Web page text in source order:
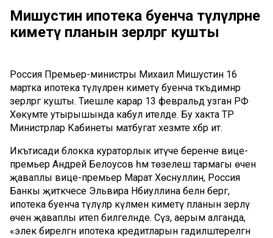
Мишустин ипотека буенча түләүләрне
киметү планын әзерләргә кушты
Россия Премьер-министры Михаил Мишустин 16
мартка ипотека түләүләрен киметү буенча тәкъдимнәр
әзерләргә кушты. Тиешле карар 13 февральдә узган РФ
Хөкүмәте утырышында кабул ителде. Бу хакта ТР
Министрлар Кабинеты матбугат хезмәте хәбәр итә.
Икътисади блокка кураторлык итүче беренче вице-
премьер Андрей Белоусов һәм төзелеш тармагы өчен
җаваплы вице-премьер Марат Хөснуллин, Россия
Банкы җитәкчесе Эльвира Нәбиуллина белән бергә,
ипотека буенча түләүләр күләмен киметү планын әзерләү
өчен җаваплы итеп билгеләнде. Сүз, аерым алганда,
«элек бирелгән ипотека кредитларын гадиләштерелгән